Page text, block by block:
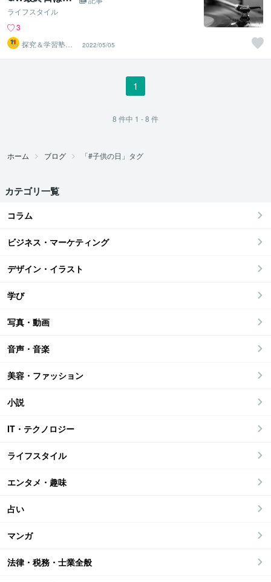
ライフスタイル
3
探究＆学習塾｜
なぜラボ
2022/05/05
1
8 件中 1 - 8 件
ホーム ブログ 「#子供の日」タグ
カテゴリ一覧
コラム
ビジネス・マーケティング
デザイン・イラスト
学び
写真・動画
音声・音楽
美容・ファッション
小説
IT・テクノロジー
ライフスタイル
エンタメ・趣味
占い
マンガ
法律・税務・士業全般